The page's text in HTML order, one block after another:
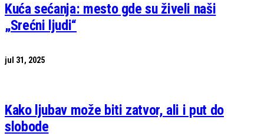
Kuća sećanja: mesto gde su živeli naši
„Srećni ljudi“
jul 31, 2025
Kako ljubav može biti zatvor, ali i put do
slobode